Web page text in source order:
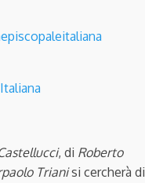
, di Roberto
Trianisi cercherà di